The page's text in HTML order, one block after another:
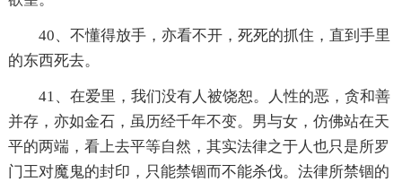
40、不懂得放手，亦看不开，死死的抓住，直到手里
的东西死去。
41、在爱里，我们没有人被饶恕。人性的恶，贪和善
并存，亦如金石，虽历经千年不变。男与女，仿佛站在天
平的两端，看上去平等自然，其实法律之于人也只是所罗
门王对魔鬼的封印，只能禁锢而不能杀伐。法律所禁锢的